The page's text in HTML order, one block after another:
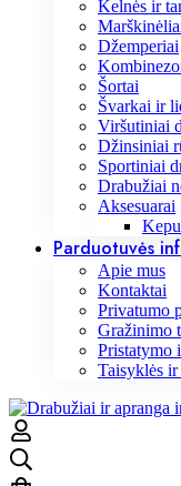
Kelnės ir
Džemperiai
Šortai
Švarkai ir
Viršutiniai
Džinsiniai
Sportiniai
Drabužiai
Aksesuarai
Parduotuvės
Apie mus
Kontaktai
Privatumo
Gražinimo
Pristatymo
Taisyklės ir